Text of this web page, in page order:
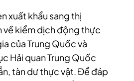
xuất khẩu sang thị
về kiểm dịch động thực
của Trung Quốc và
Hải quan Trung Quốc
tàn dư thực vật. Để đáp